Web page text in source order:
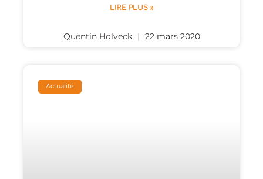
LIRE PLUS »
Quentin Holveck 22 mars 2020
Actualité